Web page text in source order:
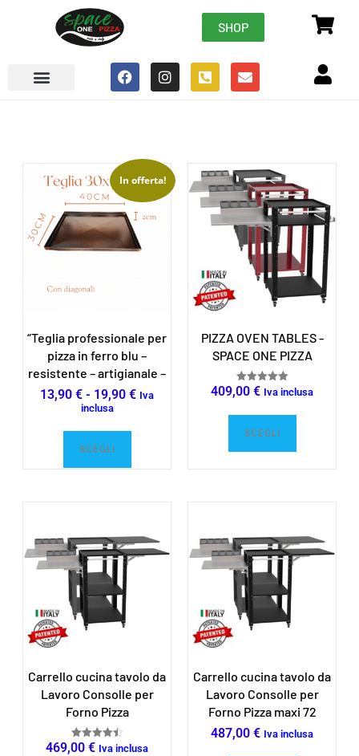
SHOP
In offerta!
“Teglia professionale per
pizza in ferro blu –
resistente – artigianale –
13,90 € - 19,90 € Iva
inclusa
SCEGLI
PIZZA OVEN TABLES -
SPACE ONE PIZZA
Valutato
409,00 € Iva inclusa
SCEGLI
Carrello cucina tavolo da
Lavoro Consolle per
Forno Pizza
Valutato
469,00 € Iva inclusa
Carrello cucina tavolo da
Lavoro Consolle per
Forno Pizza maxi 72
487,00 € Iva inclusa